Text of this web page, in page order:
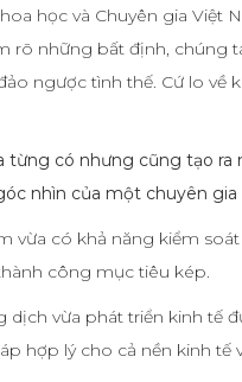
học và Chuyên gia Việt
rõ những bất định, chúng
ngược tình thế. Cứ lo
có nhưng cũng tạo ra
nhìn của một chuyên
vừa có khả năng kiểm
công mục tiêu kép.
vừa phát triển kinh tế
hợp lý cho cả nền kinh tế